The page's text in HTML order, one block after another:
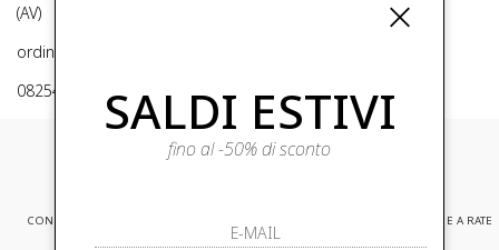
(AV)
ordini@fashionscoppettuolo.it
0825449414
CONSEGNA EXPRESS PAGAMENTI SICURI E A RATE
SALDI ESTIVI
fino al -50% di sconto